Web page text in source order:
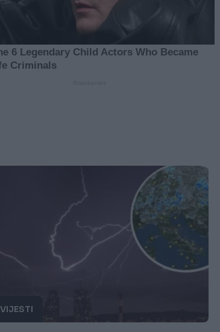
VIJESTI